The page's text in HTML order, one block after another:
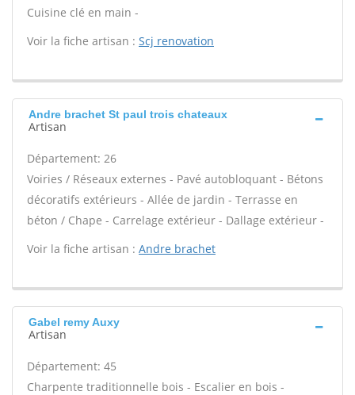
Cuisine clé en main -
Voir la fiche artisan : Scj renovation
Andre brachet St paul trois chateaux
Artisan
Département: 26
Voiries / Réseaux externes - Pavé autobloquant - Bétons
décoratifs extérieurs - Allée de jardin - Terrasse en
béton / Chape - Carrelage extérieur - Dallage extérieur -
Voir la fiche artisan : Andre brachet
Gabel remy Auxy
Artisan
Département: 45
Charpente traditionnelle bois - Escalier en bois -